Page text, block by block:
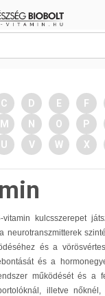
C D E F
M N O P
U V W X
kulcsszerepet
neurotranszmitterek
és a
és a
működését és a
illetve